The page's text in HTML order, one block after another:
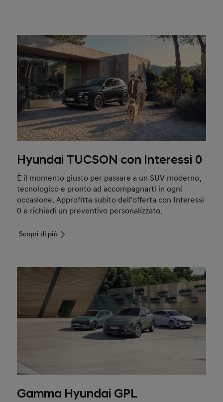
Hyundai TUCSON con Interessi 0
È il momento giusto per passare a un SUV moderno,
tecnologico e pronto ad accompagnarti in ogni
occasione. Approfitta subito dell'offerta con Interessi
0 e richiedi un preventivo personalizzato.
Scopri di più
Gamma Hyundai GPL